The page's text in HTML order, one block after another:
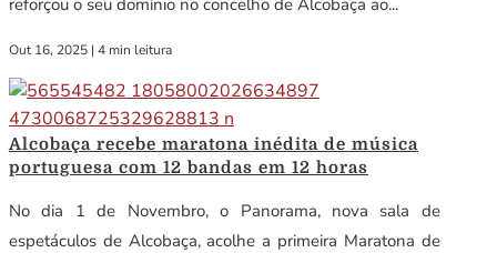
Out 16, 2025 | 4 min leitura
Alcobaça recebe maratona inédita de música
portuguesa com 12 bandas em 12 horas
No dia 1 de Novembro, o Panorama, nova sala de
espetáculos de Alcobaça, acolhe a primeira Maratona de